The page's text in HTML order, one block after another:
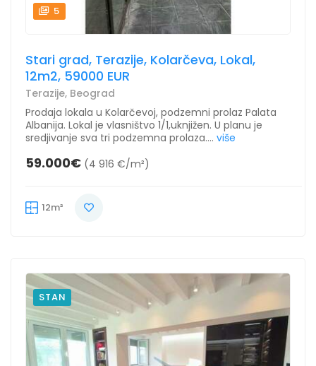
5
Stari grad, Terazije, Kolarčeva, Lokal,
12m2, 59000 EUR
Terazije, Beograd
Prodaja lokala u Kolarčevoj, podzemni prolaz Palata
Albanija. Lokal je vlasništvo 1/1,uknjižen. U planu je
sredjivanje sva tri podzemna prolaza.... više
59.000€ (4 916 €/m²)
12m²
STAN